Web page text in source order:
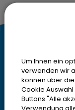
K
o
n
Stadt
82140
Um Ihnen ein
verwenden wir
können über die
Cookie
Buttons "Alle
Verwendung